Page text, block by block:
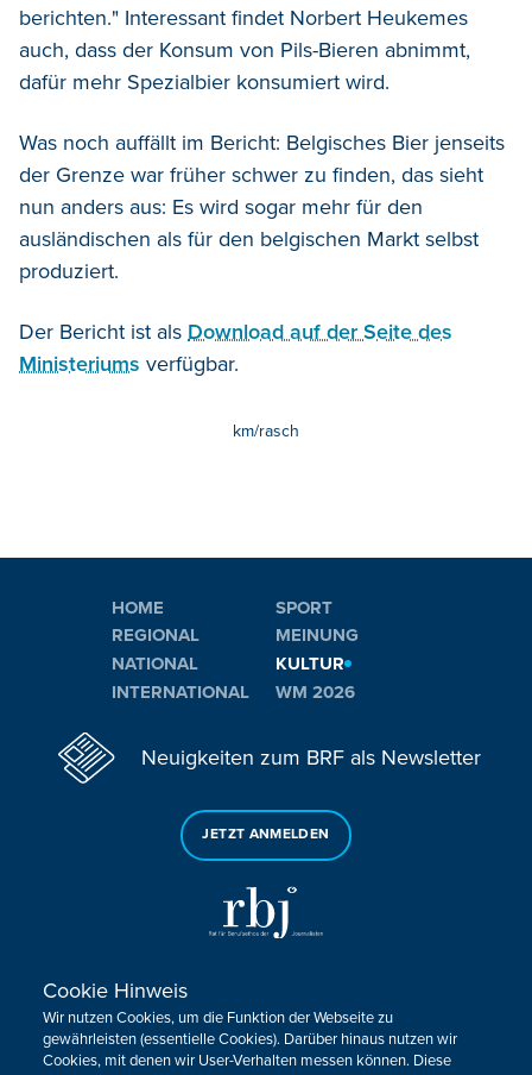
berichten." Interessant findet Norbert Heukemes
auch, dass der Konsum von Pils-Bieren abnimmt,
dafür mehr Spezialbier konsumiert wird.
Was noch auffällt im Bericht: Belgisches Bier jenseits
der Grenze war früher schwer zu finden, das sieht
nun anders aus: Es wird sogar mehr für den
ausländischen als für den belgischen Markt selbst
produziert.
Der Bericht ist als Download auf der Seite des
Ministeriums verfügbar.
km/rasch
HOME
REGIONAL
NATIONAL
INTERNATIONAL
SPORT
MEINUNG
KULTUR
WM 2026
Neuigkeiten zum BRF als Newsletter
JETZT ANMELDEN
Sie haben noch Fragen oder Anmerkungen?
KONTAKTIEREN SIE UNS!
Cookie Hinweis
Wir nutzen Cookies, um die Funktion der Webseite zu
gewährleisten (essentielle Cookies). Darüber hinaus nutzen wir
Cookies, mit denen wir User-Verhalten messen können. Diese